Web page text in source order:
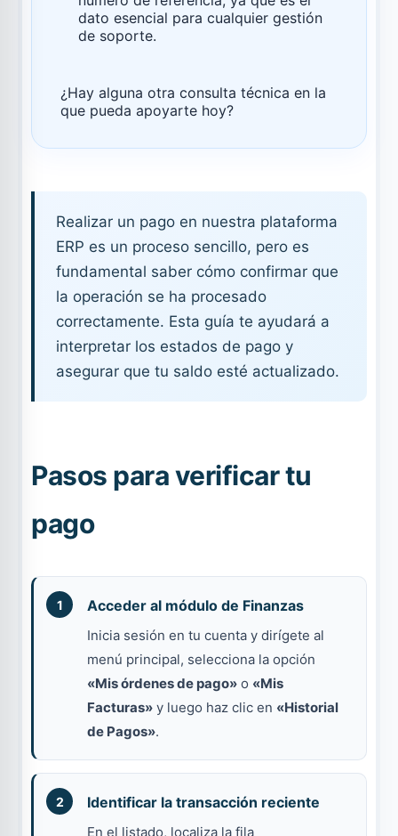
dato esencial para cualquier gestión
de soporte.
¿Hay alguna otra consulta técnica en la
que pueda apoyarte hoy?
Realizar un pago en nuestra plataforma
ERP es un proceso sencillo, pero es
fundamental saber cómo confirmar que
la operación se ha procesado
correctamente. Esta guía te ayudará a
interpretar los estados de pago y
asegurar que tu saldo esté actualizado.
Pasos para verificar tu
pago
Acceder al módulo de Finanzas
Inicia sesión en tu cuenta y dirígete al
menú principal, selecciona la opción
«Mis órdenes de pago» o «Mis
Facturas» y luego haz clic en «Historial
de Pagos».
Identificar la transacción reciente
En el listado, localiza la fila